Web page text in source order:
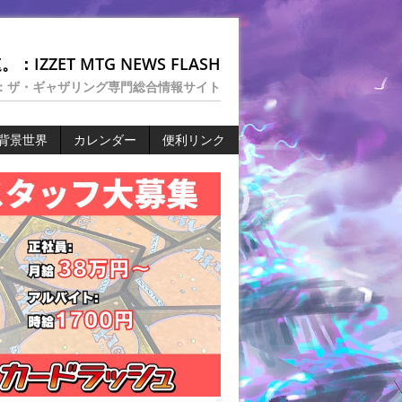
：IZZET MTG NEWS FLASH
ザ・ギャザリング専門総合情報サイト
景世界 カレンダー 便利リンク